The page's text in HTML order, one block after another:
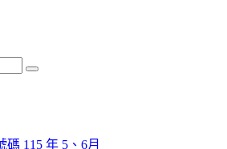
Search
115 年 5、6月